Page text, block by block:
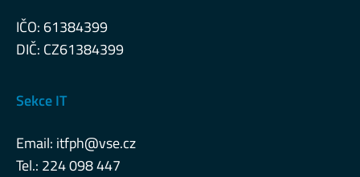
IČO: 61384399
DIČ: CZ61384399
Sekce IT
Email: itfph@vse.cz
Tel.: 224 098 447